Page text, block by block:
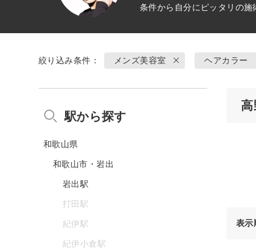
条件から自分にピッタリの施
絞り込み条件： メンズ美容室 ヘアカラー
高
表示
駅から探す
和歌山県
和歌山市・岩出
岩出駅
打田駅
紀伊駅
紀伊小倉駅